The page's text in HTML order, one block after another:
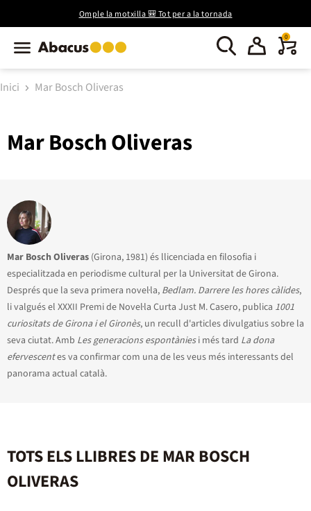
Omple la motxilla 🎒 Tot per a la tornada
0
Inici Mar Bosch Oliveras
Mar Bosch Oliveras
Mar Bosch Oliveras (Girona, 1981) és llicenciada en filosofia i
especialitzada en periodisme cultural per la Universitat de Girona.
Després que la seva primera novel·la, Bedlam. Darrere les hores càlides,
li valgués el XXXII Premi de Novel·la Curta Just M. Casero, publica 1001
curiositats de Girona i el Gironès, un recull d'articles divulgatius sobre la
seva ciutat. Amb Les generacions espontàniesi més tard La dona
efervescentes va confirmar com una de les veus més interessants del
panorama actual català.
TOTS ELS LLIBRES DE MAR BOSCH
OLIVERAS